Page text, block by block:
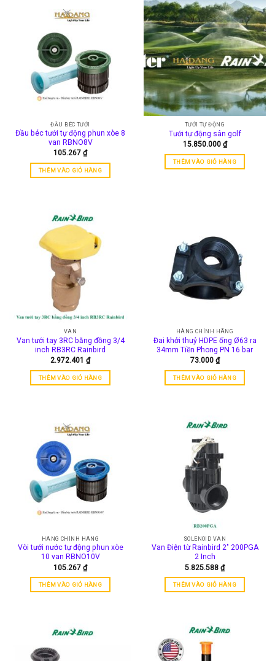
ĐẦU BÉC TƯỚI
Đầu béc tưới tự động phun xòe 8
van RBNO8V
105.267 ₫
THÊM VÀO GIỎ HÀNG
TƯỚI TỰ ĐỘNG
Tưới tự động sân golf
15.850.000 ₫
THÊM VÀO GIỎ HÀNG
VAN
Van tưới tay 3RC bằng đồng 3/4
inch RB3RC Rainbird
2.972.401 ₫
THÊM VÀO GIỎ HÀNG
HÀNG CHÍNH HÃNG
Đai khởi thuỷ HDPE ống Ø63 ra
34mm Tiền Phong PN 16 bar
73.000 ₫
THÊM VÀO GIỎ HÀNG
HÀNG CHÍNH HÃNG
Vòi tưới nước tự động phun xòe
10 van RBNO10V
105.267 ₫
THÊM VÀO GIỎ HÀNG
SOLENOID VAN
Van Điện từ Rainbird 2″ 200PGA
2 Inch
5.825.588 ₫
THÊM VÀO GIỎ HÀNG